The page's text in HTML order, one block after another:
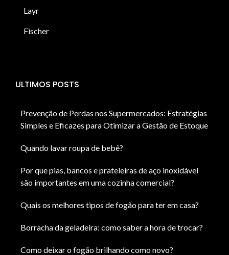
Layr
Fischer
ULTIMOS POSTS
Prevenção de Perdas nos Supermercados: Estratégias
Simples e Eficazes para Otimizar a Gestão de Estoque
Quando lavar roupa de bebê?
Por que pias, bancos e prateleiras de aço inoxidável
são importantes em uma cozinha comercial?
Quais os melhores tipos de fogão para ter em casa?
Borracha da geladeira: como saber a hora de trocar?
Como deixar o fogão brilhando como novo?